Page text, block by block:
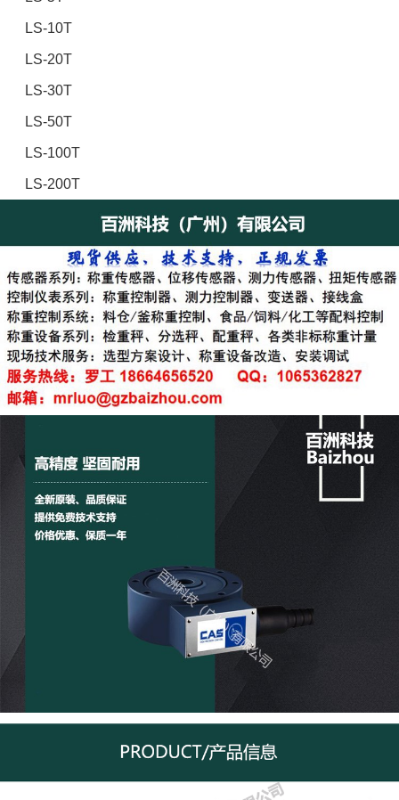
LS-10T
LS-20T
LS-30T
LS-50T
LS-100T
LS-200T